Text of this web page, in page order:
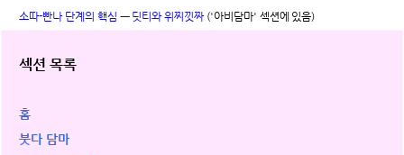
소따-빤나 단계의 핵심 ㅡ 딧티와 위찌낏짜 ('아비담마' 섹션에 있음)
섹션 목록
홈
붓다 담마